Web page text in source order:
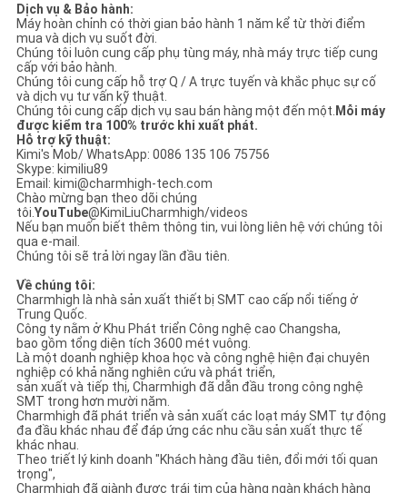
Dịch vụ & Bảo hành:
Máy hoàn chỉnh có thời gian bảo hành 1 năm kể từ thời điểm
mua và dịch vụ suốt đời.
Chúng tôi luôn cung cấp phụ tùng máy, nhà máy trực tiếp cung
cấp với bảo hành.
Chúng tôi cung cấp hỗ trợ Q / A trực tuyến và khắc phục sự cố
và dịch vụ tư vấn kỹ thuật.
Chúng tôi cung cấp dịch vụ sau bán hàng một đến một. Mỗi máy
được kiểm tra 100% trước khi xuất phát.
Hỗ trợ kỹ thuật:
Kimi's Mob/ WhatsApp: 0086 135 106 75756
Skype: kimiliu89
Email: kimi@charmhigh-tech.com
Chào mừng bạn theo dõi chúng
tôi. YouTube@KimiLiuCharmhigh/videos
Nếu bạn muốn biết thêm thông tin, vui lòng liên hệ với chúng tôi
qua e-mail.
Chúng tôi sẽ trả lời ngay lần đầu tiên.
Về chúng tôi:
Charmhigh là nhà sản xuất thiết bị SMT cao cấp nổi tiếng ở
Trung Quốc.
Công ty nằm ở Khu Phát triển Công nghệ cao Changsha,
bao gồm tổng diện tích 3600 mét vuông.
Là một doanh nghiệp khoa học và công nghệ hiện đại chuyên
nghiệp có khả năng nghiên cứu và phát triển,
sản xuất và tiếp thị, Charmhigh đã dẫn đầu trong công nghệ
SMT trong hơn mười năm.
Charmhigh đã phát triển và sản xuất các loạt máy SMT tự động
đa đầu khác nhau để đáp ứng các nhu cầu sản xuất thực tế
khác nhau.
Theo triết lý kinh doanh "Khách hàng đầu tiên, đổi mới tối quan
trọng",
Charmhigh đã giành được trái tim của hàng ngàn khách hàng